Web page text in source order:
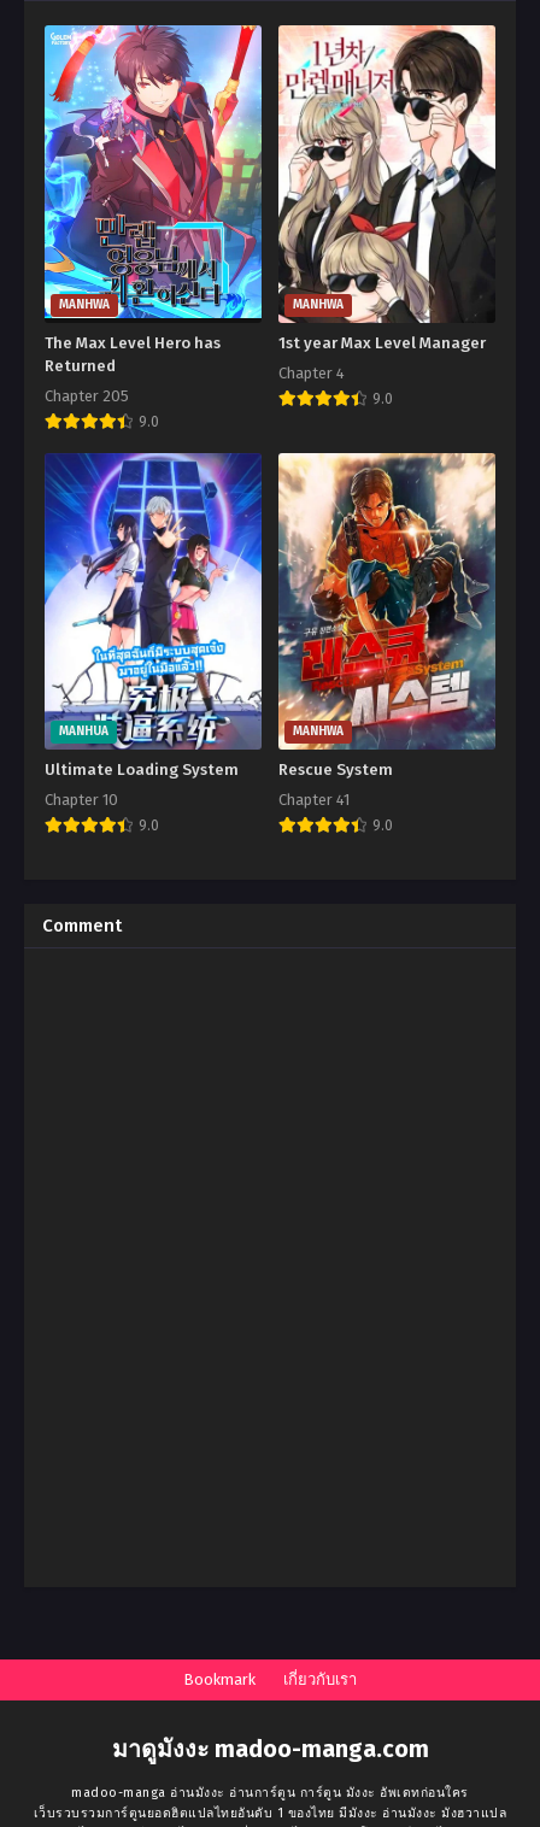
MANHWA
The Max Level Hero has
Returned
Chapter 205
9.0
MANHWA
1st year Max Level Manager
Chapter 4
9.0
MANHUA
Ultimate Loading System
Chapter 10
9.0
MANHWA
Rescue System
Chapter 41
9.0
Comment
Bookmark เกี่ยวกับเรา
มาดูมังงะ madoo-manga.com
madoo-manga อ่านมังงะ อ่านการ์ตูน การ์ตูน มังงะ อัพเดทก่อนใคร
เว็บรวบรวมการ์ตูนยอดฮิตแปลไทยอันดับ 1 ของไทย มีมังงะ อ่านมังงะ มังฮวาแปล